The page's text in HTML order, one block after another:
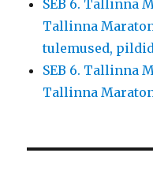
SEB 6. Tallinna
Tallinna
tulemused,
SEB 6. Tallinna
Tallinna